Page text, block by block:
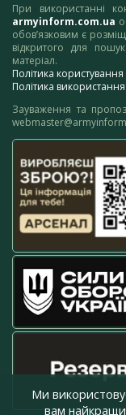
При використанні
armyinform.com.ua
обов’язковим є
відкритого для
матеріал.
Політика
Політика
Зауваження та
Ми
вам